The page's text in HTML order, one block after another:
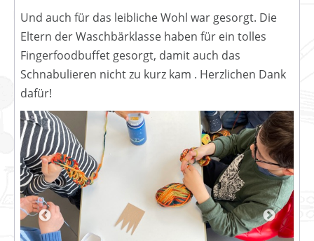
Und auch für das leibliche Wohl war gesorgt. Die
Eltern der Waschbärklasse haben für ein tolles
Fingerfoodbuffet gesorgt, damit auch das
Schnabulieren nicht zu kurz kam . Herzlichen Dank
dafür!